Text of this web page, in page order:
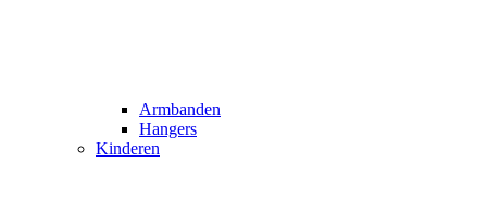
Armbanden
Hangers
Kinderen